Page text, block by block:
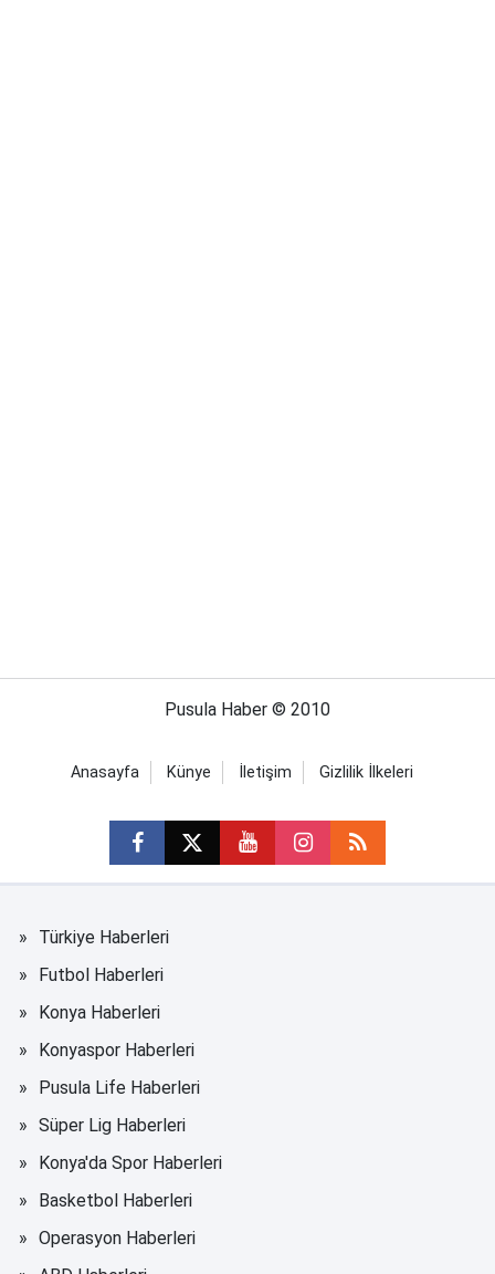
Pusula Haber © 2010
Anasayfa Künye İletişim Gizlilik İlkeleri
Türkiye Haberleri
Futbol Haberleri
Konya Haberleri
Konyaspor Haberleri
Pusula Life Haberleri
Süper Lig Haberleri
Konya'da Spor Haberleri
Basketbol Haberleri
Operasyon Haberleri